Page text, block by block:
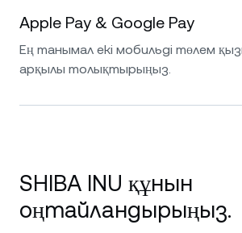
Apple Pay & Google Pay
Ең танымал екі мобильді төлем
арқылы толықтырыңыз.
SHIBA INU құнын
оңтайландырыңыз.